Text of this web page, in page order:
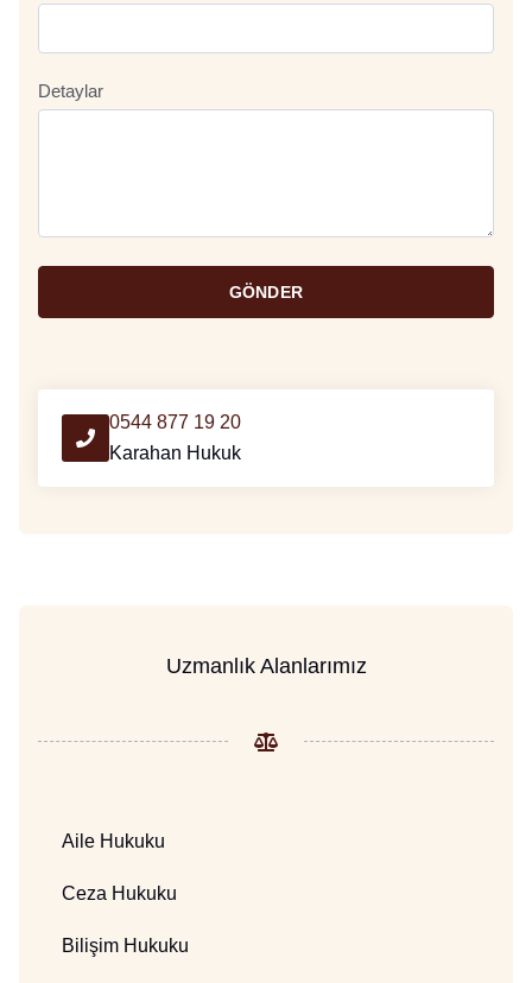
Detaylar
GÖNDER
0544 877 19 20
Karahan Hukuk
Uzmanlık Alanlarımız
Aile Hukuku
Ceza Hukuku
Bilişim Hukuku